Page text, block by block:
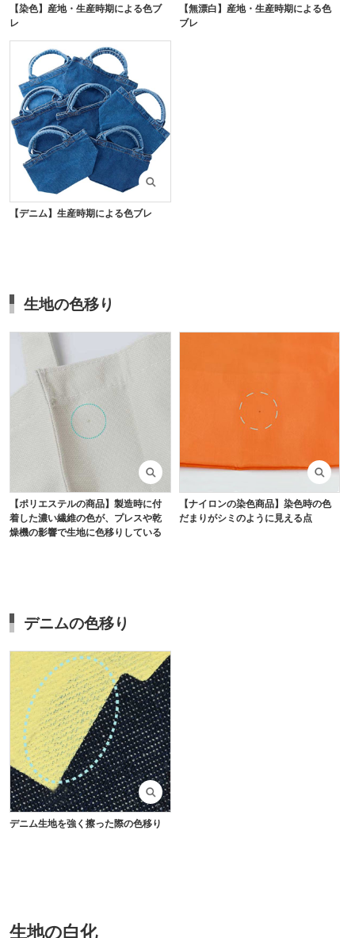
【染色】産地・生産時期による色ブ
レ
【無漂白】産地・生産時期による色
ブレ
【デニム】生産時期による色ブレ
生地の色移り
【ポリエステルの商品】製造時に付
着した濃い繊維の色が、プレスや乾
燥機の影響で生地に色移りしている
【ナイロンの染色商品】染色時の色
だまりがシミのように見える点
デニムの色移り
デニム生地を強く擦った際の色移り
生地の白化